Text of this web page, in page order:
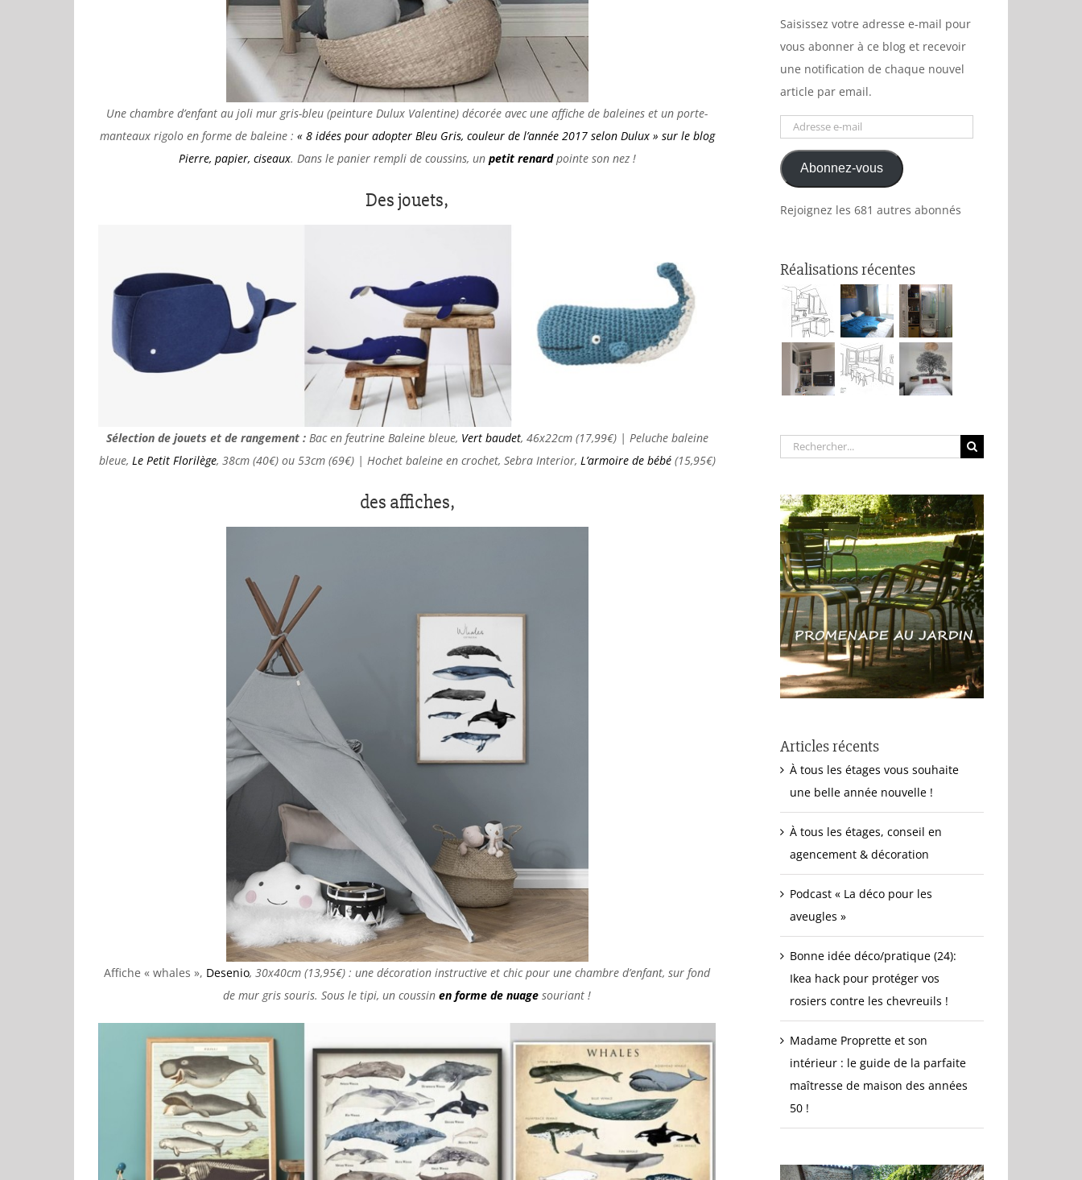
Une chambre d’enfant au joli mur gris-bleu (peinture Dulux Valentine) décorée avec une affiche de baleines et un porte-
manteaux rigolo en forme de baleine : « 8 idées pour adopter Bleu Gris, couleur de l’année 2017 selon Dulux » sur le blog
Pierre, papier, ciseaux. Dans le panier rempli de coussins, un petit renardpointe son nez !
Des jouets,
Sélection de jouets et de rangement :Bac en feutrine Baleine bleue, Vert baudet, 46x22cm (17,99€) | Peluche baleine
bleue, Le Petit Florilège, 38cm (40€) ou 53cm (69€) | Hochet baleine en crochet, Sebra Interior, L’armoire de bébé(15,95€)
des affiches,
Affiche « whales », Desenio, 30x40cm (13,95€) : une décoration instructive et chic pour une chambre d’enfant, sur fond
de mur gris souris. Sous le tipi, un coussin en forme de nuage souriant !
Saisissez votre adresse e-mail pour
vous abonner à ce blog et recevoir
une notification de chaque nouvel
article par email.
Adresse
mailAbonnez-vous
Rejoignez les 681 autres abonnés
Réalisations récentes
Rechercher:
Articles récents
À tous les étages vous souhaite
une belle année nouvelle !
À tous les étages, conseil en
agencement & décoration
Podcast « La déco pour les
aveugles »
Bonne idée déco/pratique (24):
Ikea hack pour protéger vos
rosiers contre les chevreuils !
Madame Proprette et son
intérieur : le guide de la parfaite
maîtresse de maison des années
50 !